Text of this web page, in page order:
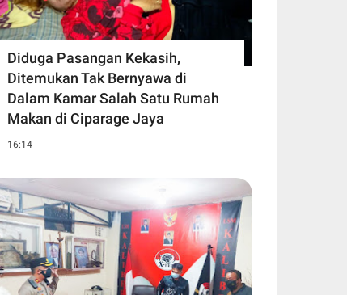
Diduga Pasangan Kekasih,
Ditemukan Tak Bernyawa di
Dalam Kamar Salah Satu Rumah
Makan di Ciparage Jaya
16:14